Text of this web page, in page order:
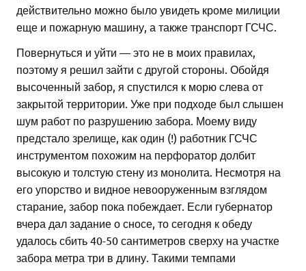
действительно можно было увидеть кроме милиции
еще и пожарную машину, а также транспорт ГСЧС.
Повернуться и уйти — это не в моих правилах,
поэтому я решил зайти с другой стороны. Обойдя
высоченный забор, я спустился к морю слева от
закрытой территории. Уже при подходе был слышен
шум работ по разрушению забора. Моему виду
предстало зрелище, как один (!) работник ГСЧС
инструментом похожим на перфоратор долбит
высокую и толстую стену из монолита. Несмотря на
его упорство и видное невооруженным взглядом
старание, забор пока побеждает. Если губернатор
вчера дал задание о сносе, то сегодня к обеду
удалось сбить 40-50 сантиметров сверху на участке
забора метра три в длину. Такими темпами